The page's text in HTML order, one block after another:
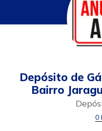
Depósito de
Bairro
0